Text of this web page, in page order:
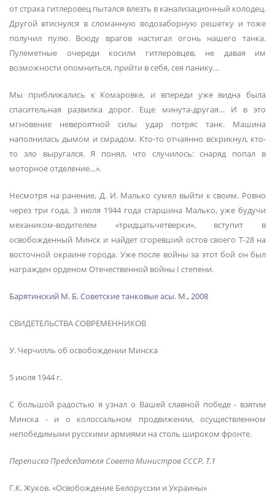
от страха гитлеровец пытался влезть в канализационный колодец.
Другой втиснулся в сломанную водозаборную решетку и тоже
получил пулю. Всюду врагов настигал огонь нашего танка.
Пулеметные очереди косили гитлеровцев, не давая им
возможности опомниться, прийти в себя, сея панику…
Мы приближались к Комаровке, и впереди уже видна была
спасительная развилка дорог. Еще минута-другая… И в это
мгновение невероятной силы удар потряс танк. Машина
наполнилась дымом и смрадом. Кто-то отчаянно вскрикнул, кто-
то зло выругался. Я понял, что случилось: снаряд попал в
моторное отделение…».
Несмотря на ранение, Д. И. Малько сумел выйти к своим. Ровно
через три года, 3 июля 1944 года старшина Малько, уже будучи
механиком-водителем «тридцатьчетверки», вступит в
освобожденный Минск и найдет сгоревший остов своего Т-28 на
восточной окраине города. Уже после войны за этот бой он был
награжден орденом Отечественной войны I степени.
Барятинский М. Б. Советские танковые асы. М., 2008
СВИДЕТЕЛЬСТВА СОВРЕМЕННИКОВ
У. Черчилль об освобождении Минска
5 июля 1944 г.
С большой радостью я узнал о Вашей славной победе - взятии
Минска - и о колоссальном продвижении, осуществленном
непобедимыми русскими армиями на столь широком фронте.
Переписка Председателя Совета Министров СССР. Т.1
Г.К. Жуков. «Освобождение Белоруссии и Украины»